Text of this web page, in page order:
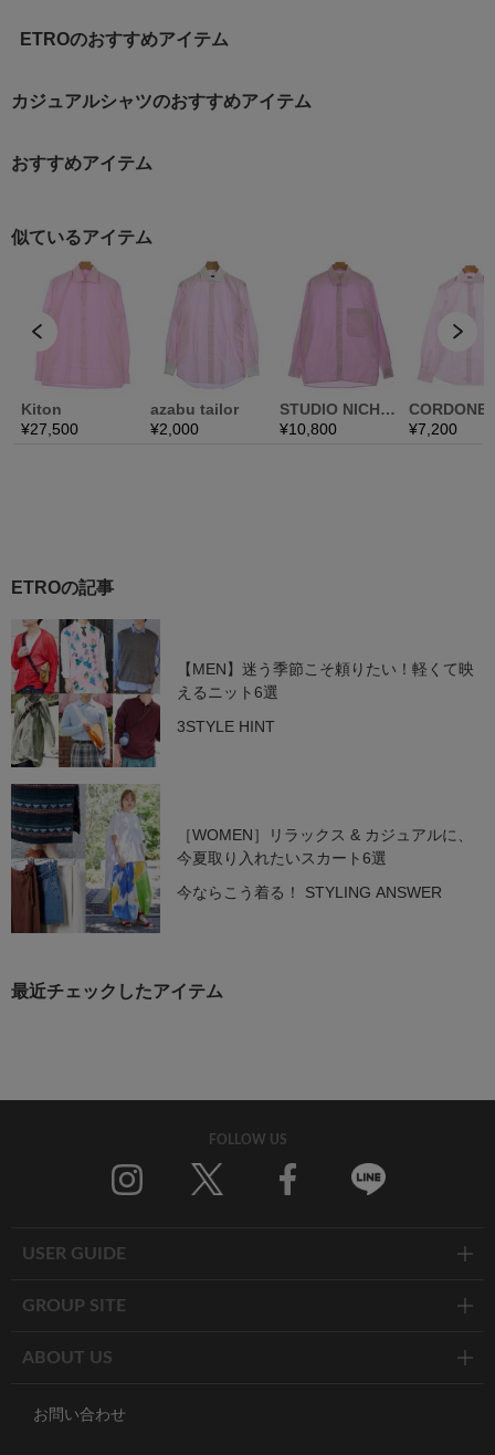
ETROのおすすめアイテム
カジュアルシャツのおすすめアイテム
おすすめアイテム
ETROの記事
【MEN】迷う季節こそ頼りたい！軽くて映
えるニット6選
3STYLE HINT
［WOMEN］リラックス & カジュアルに、
今夏取り入れたいスカート6選
今ならこう着る！ STYLING ANSWER
最近チェックしたアイテム
FOLLOW US
USER GUIDE
GROUP SITE
ABOUT US
お問い合わせ